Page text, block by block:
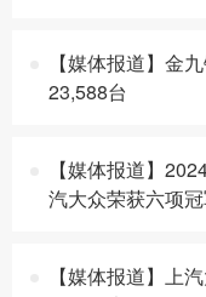
【媒体报道】金
23,588台
【媒体报道】
汽大众荣获六项
【媒体报道】上